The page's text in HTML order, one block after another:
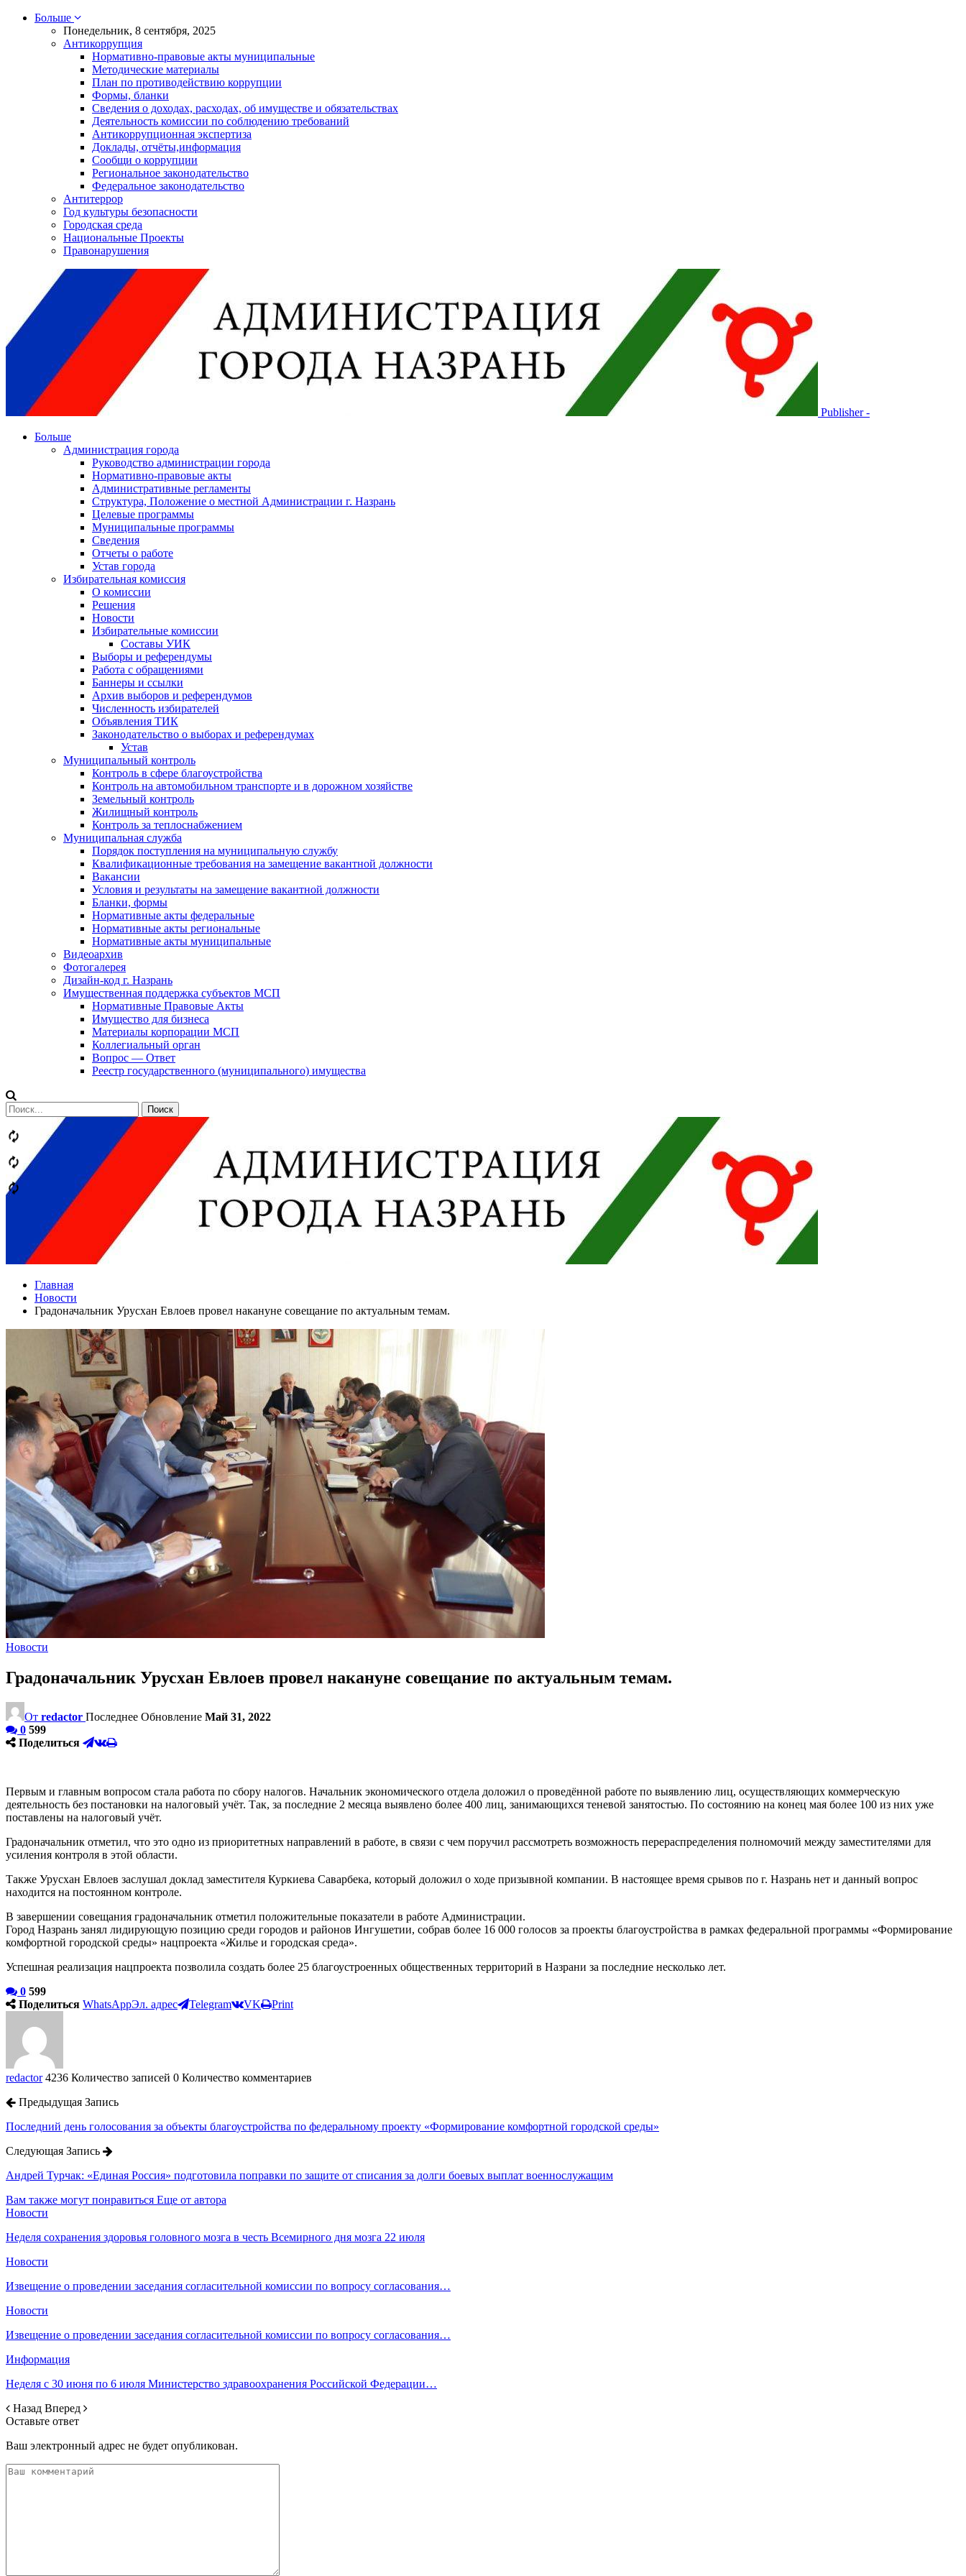
Больше
Понедельник, 8 сентября, 2025
Антикоррупция
Нормативно-правовые акты муниципальные
Методические материалы
План по противодействию коррупции
Формы, бланки
Сведения о доходах, расходах, об имуществе и обязательствах
Деятельность комиссии по соблюдению требований
Антикоррупционная экспертиза
Доклады, отчёты,информация
Сообщи о коррупции
Региональное законодательство
Федеральное законодательство
Антитеррор
Год культуры безопасности
Городская среда
Национальные Проекты
Правонарушения
Publisher -
Больше
Администрация города
Руководство администрации города
Нормативно-правовые акты
Административные регламенты
Структура, Положение о местной Администрации г. Назрань
Целевые программы
Муниципальные программы
Сведения
Отчеты о работе
Устав города
Избирательная комиссия
О комиссии
Решения
Новости
Избирательные комиссии
Составы УИК
Выборы и референдумы
Работа с обращениями
Баннеры и ссылки
Архив выборов и референдумов
Численность избирателей
Объявления ТИК
Законодательство о выборах и референдумах
Устав
Муниципальный контроль
Контроль в сфере благоустройства
Контроль на автомобильном транспорте и в дорожном хозяйстве
Земельный контроль
Жилищный контроль
Контроль за теплоснабжением
Муниципальная служба
Порядок поступления на муниципальную службу
Квалификационные требования на замещение вакантной должности
Вакансии
Условия и результаты на замещение вакантной должности
Бланки, формы
Нормативные акты федеральные
Нормативные акты региональные
Нормативные акты муниципальные
Видеоархив
Фотогалерея
Дизайн-код г. Назрань
Имущественная поддержка субъектов МСП
Нормативные Правовые Акты
Имущество для бизнеса
Материалы корпорации МСП
Коллегиальный орган
Вопрос — Ответ
Реестр государственного (муниципального) имущества
Сообщений
категории
Теги
Главная
Новости
Градоначальник Урусхан Евлоев провел накануне совещание по актуальным темам.
Новости
Градоначальник Урусхан Евлоев провел накануне совещание по актуальным темам.
От redactor Последнее Обновление Май 31, 2022
0 599
Поделиться
Первым и главным вопросом стала работа по сбору налогов. Начальник экономического отдела доложил о проведённой работе по выявлению лиц, осуществляющих коммерческую
деятельность без постановки на налоговый учёт. Так, за последние 2 месяца выявлено более 400 лиц, занимающихся теневой занятостью. По состоянию на конец мая более 100 из них уже
поставлены на налоговый учёт.
Градоначальник отметил, что это одно из приоритетных направлений в работе, в связи с чем поручил рассмотреть возможность перераспределения полномочий между заместителями для
усиления контроля в этой области.
Также Урусхан Евлоев заслушал доклад заместителя Куркиева Саварбека, который доложил о ходе призывной компании. В настоящее время срывов по г. Назрань нет и данный вопрос
находится на постоянном контроле.
В завершении совещания градоначальник отметил положительные показатели в работе Администрации.
Город Назрань занял лидирующую позицию среди городов и районов Ингушетии, собрав более 16 000 голосов за проекты благоустройства в рамках федеральной программы «Формирование
комфортной городской среды» нацпроекта «Жилье и городская среда».
Успешная реализация нацпроекта позволила создать более 25 благоустроенных общественных территорий в Назрани за последние несколько лет.
0 599
Поделиться WhatsAppЭл. адрес Telegram VK Print
redactor 4236 Количество записей 0 Количество комментариев
Предыдущая Запись
Последний день голосования за объекты благоустройства по федеральному проекту «Формирование комфортной городской среды»
Следующая Запись
Андрей Турчак: «Единая Россия» подготовила поправки по защите от списания за долги боевых выплат военнослужащим
Вам также могут понравиться Еще от автора
Новости
Неделя сохранения здоровья головного мозга в честь Всемирного дня мозга 22 июля
Новости
Извещение о проведении заседания согласительной комиссии по вопросу согласования…
Новости
Извещение о проведении заседания согласительной комиссии по вопросу согласования…
Информация
Неделя с 30 июня по 6 июля Министерство здравоохранения Российской Федерации…
Назад Вперед
Оставьте ответ
Ваш электронный адрес не будет опубликован.